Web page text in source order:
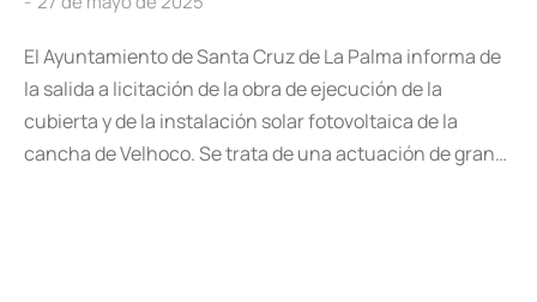
El Ayuntamiento de Santa Cruz de La Palma informa de
la salida a licitación de la obra de ejecución de la
cubierta y de la instalación solar fotovoltaica de la
cancha de Velhoco. Se trata de una actuación de gran…